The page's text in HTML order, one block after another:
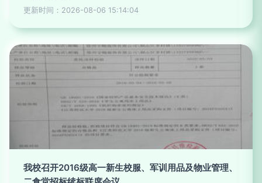
更新时间：2026-08-06 15:14:04
我校召开2016级高一新生校服、军训用品及物业管理、